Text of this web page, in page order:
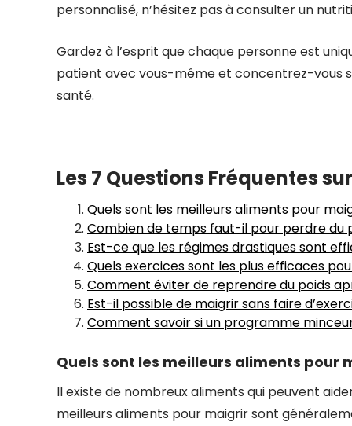
personnalisé, n’hésitez pas à consulter un
Gardez à l’esprit que chaque personne est
patient avec vous-même et concentrez-vous
santé.
Les 7 Questions Fréquentes
Quels sont les meilleurs aliments pour
Combien de temps faut-il pour perdre du
Est-ce que les régimes drastiques sont
Quels exercices sont les plus efficaces
Comment éviter de reprendre du poids
Est-il possible de maigrir sans faire
Comment savoir si un programme
Quels sont les meilleurs aliments pour
Il existe de nombreux aliments qui peuvent
meilleurs aliments pour maigrir sont